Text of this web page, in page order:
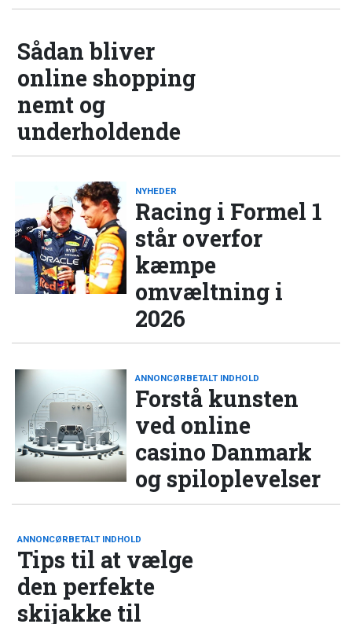
Sådan bliver
online shopping
nemt og
underholdende
NYHEDER
Racing i Formel 1
står overfor
kæmpe
omvæltning i
2026
ANNONCØRBETALT INDHOLD
Forstå kunsten
ved online
casino Danmark
og spiloplevelser
ANNONCØRBETALT INDHOLD
Tips til at vælge
den perfekte
skijakke til